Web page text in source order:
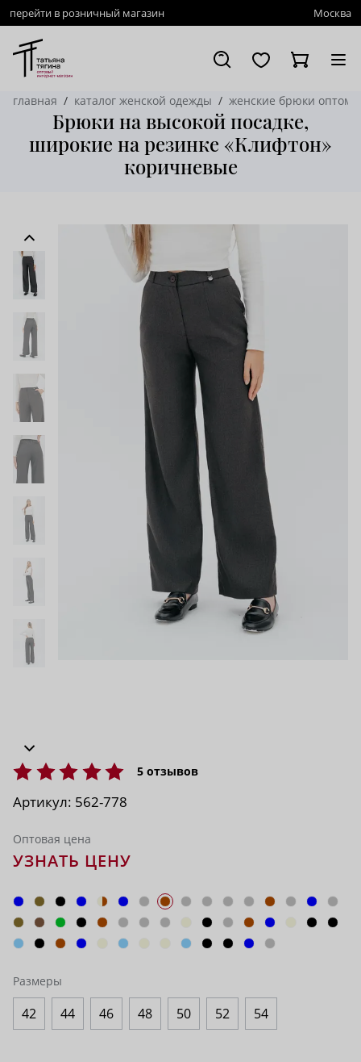
перейти в розничный магазин Москва
главная каталог женской одежды женские брюки оптом
Брюки на высокой посадке,
широкие на резинке «Клифтон»
коричневые
5 отзывов
Артикул: 562-778
Оптовая цена
УЗНАТЬ ЦЕНУ
Размеры
42 44 46 48 50 52 54